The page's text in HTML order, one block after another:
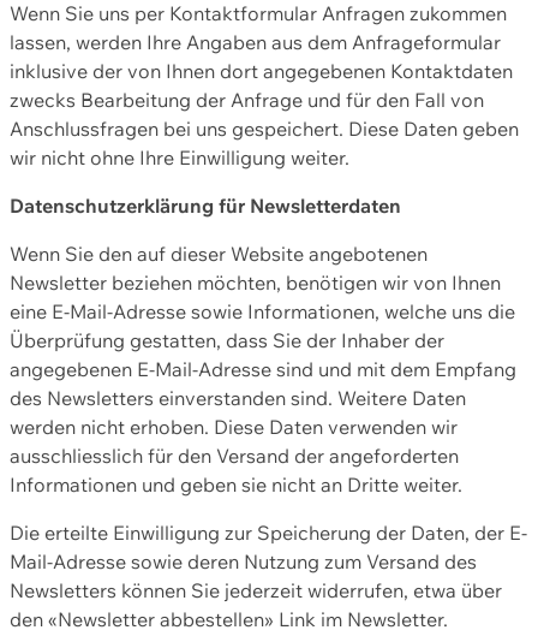
Wenn Sie uns per Kontaktformular Anfragen zukommen
lassen, werden Ihre Angaben aus dem Anfrageformular
inklusive der von Ihnen dort angegebenen Kontaktdaten
zwecks Bearbeitung der Anfrage und für den Fall von
Anschlussfragen bei uns gespeichert. Diese Daten geben
wir nicht ohne Ihre Einwilligung weiter.
Datenschutzerklärung für Newsletterdaten
Wenn Sie den auf dieser Website angebotenen
Newsletter beziehen möchten, benötigen wir von Ihnen
eine E-Mail-Adresse sowie Informationen, welche uns die
Überprüfung gestatten, dass Sie der Inhaber der
angegebenen E-Mail-Adresse sind und mit dem Empfang
des Newsletters einverstanden sind. Weitere Daten
werden nicht erhoben. Diese Daten verwenden wir
ausschliesslich für den Versand der angeforderten
Informationen und geben sie nicht an Dritte weiter.
Die erteilte Einwilligung zur Speicherung der Daten, der E-
Mail-Adresse sowie deren Nutzung zum Versand des
Newsletters können Sie jederzeit widerrufen, etwa über
den «Newsletter abbestellen» Link im Newsletter.